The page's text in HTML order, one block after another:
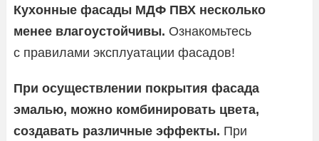
Кухонные фасады МДФ ПВХ несколько
менее влагоустойчивы. Ознакомьтесь
с правилами эксплуатации фасадов!
При осуществлении покрытия фасада
эмалью, можно комбинировать цвета,
создавать различные эффекты. При